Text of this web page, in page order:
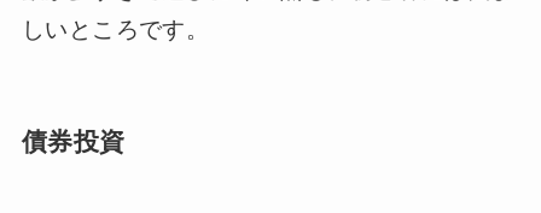
しいところです。
債券投資